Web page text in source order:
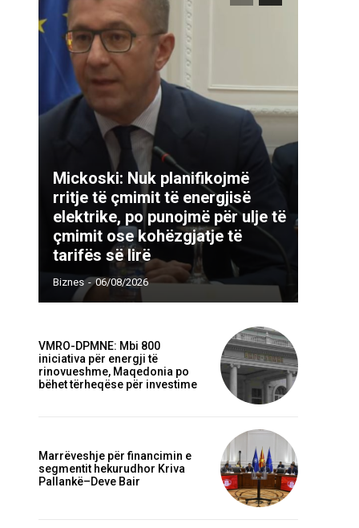
Mickoski: Nuk planifikojmë
rritje të çmimit të energjisë
elektrike, po punojmë për ulje të
çmimit ose kohëzgjatje të
tarifës së lirë
Biznes - 06/08/2026
VMRO-DPMNE: Mbi 800
iniciativa për energji të
rinovueshme, Maqedonia po
bëhet tërheqëse për investime
Marrëveshje për financimin e
segmentit hekurudhor Kriva
Pallankë–Deve Bair